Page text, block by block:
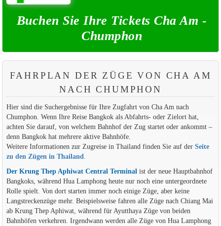
Buchen Sie Ihre Tickets Cha Am -
Chumphon
FAHRPLAN DER ZÜGE VON CHA AM
NACH CHUMPHON
Hier sind die Suchergebnisse für Ihre Zugfahrt von Cha Am nach
Chumphon. Wenn Ihre Reise Bangkok als Abfahrts- oder Zielort hat,
achten Sie darauf, von welchem Bahnhof der Zug startet oder ankommt –
denn Bangkok hat mehrere aktive Bahnhöfe.
Weitere Informationen zur Zugreise in Thailand finden Sie auf der Seite
zu den Zügen in Thailand.
Der Krung Thep Aphiwat Central Terminalist der neue Hauptbahnhof
Bangkoks, während Hua Lamphong heute nur noch eine untergeordnete
Rolle spielt. Von dort starten immer noch einige Züge, aber keine
Langstreckenzüge mehr. Beispielsweise fahren alle Züge nach Chiang Mai
ab Krung Thep Aphiwat, während für Ayutthaya Züge von beiden
Bahnhöfen verkehren. Irgendwann werden alle Züge von Hua Lamphong